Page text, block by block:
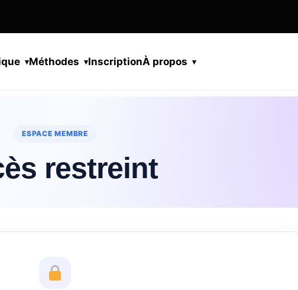
Méthodes InscriptionÀ propos
ESPACE MEMBRE
restreint